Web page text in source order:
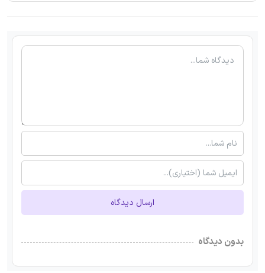
ارسال دیدگاه
بدون دیدگاه